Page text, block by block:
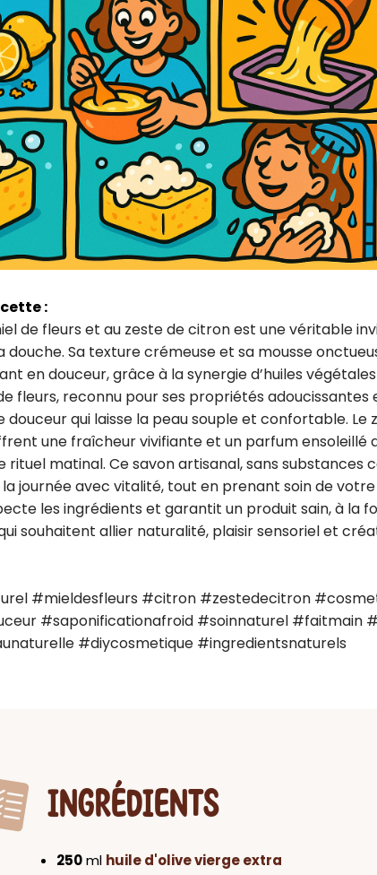
VAISELLE
Liquide Vaiselle
Entretien Lave Vaiselle
Autre
> Voir tout
DIVERS
Spécial Covid
Automobile
Insecticide
Objet
Autre
> Voir tout
BAIN ET DOUCHE
Gel douche
Savon
Huile de bain
Pain moussant
Bombe de bain
Autre
> Voir tout
:
de fleurs et au zeste de citron est une véritable
douche. Sa texture crémeuse et sa mousse
en douceur, grâce à la synergie d’huiles
fleurs, reconnu pour ses propriétés
qui laisse la peau souple et confortable. Le
une fraîcheur vivifiante et un parfum ensoleillé
rituel matinal. Ce savon artisanal, sans substances
journée avec vitalité, tout en prenant soin de votre
les ingrédients et garantit un produit sain, à la
souhaitent allier naturalité, plaisir sensoriel et
#mieldesfleurs #citron #zestedecitron
#saponificationafroid #soinnaturel #faitmain
#diycosmetique #ingredientsnaturels
INGRÉDIENTS
250ml huile d'olive vierge extra